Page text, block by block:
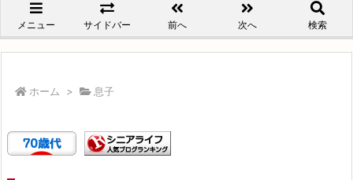
メニュー サイドバー 前へ 次へ 検索
ホーム > 息子